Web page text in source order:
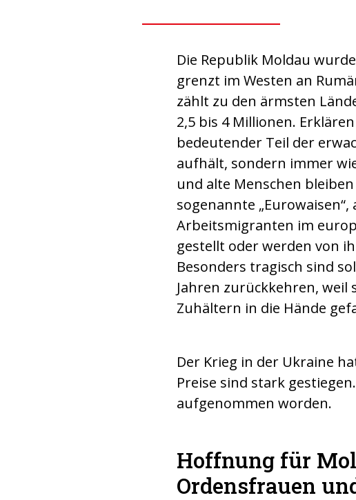
Die Republik Moldau
grenzt im Westen an
zählt zu den ärmsten
2,5 bis 4 Millionen.
bedeutender Teil der
aufhält, sondern immer
und alte Menschen
sogenannte
Arbeitsmigranten im
gestellt oder werden von
Besonders tragisch sind
Jahren zurückkehren, weil
Zuhältern in die Hände
Der Krieg in der Ukraine
Preise sind stark
aufgenommen worden.
Hoffnung für
Ordensfrauen